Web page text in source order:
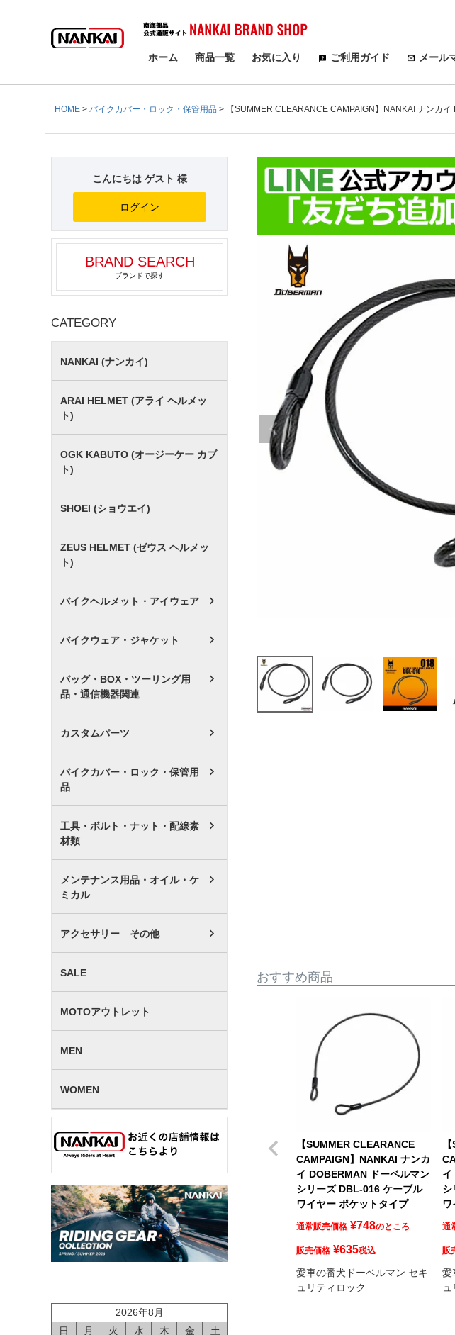
検索
ホーム 商品一覧 お気に入り ご利用ガイド メール
HOME バイクカバー・ロック・保管用品 【SUMMER CLEARANCE CAMPAIGN】NANKAI ナンカ
こんにちは ゲスト 様
ログイン
BRAND SEARCH
ブランドで探す
CATEGORY
NANKAI (ナンカイ)
ARAI HELMET (アライ ヘルメッ
ト)
OGK KABUTO (オージーケー カブ
ト)
SHOEI (ショウエイ)
ZEUS HELMET (ゼウス ヘルメッ
ト)
バイクヘルメット・アイウェア
バイクウェア・ジャケット
バッグ・BOX・ツーリング用
品・通信機器関連
カスタムパーツ
バイクカバー・ロック・保管用
品
工具・ボルト・ナット・配線素
材類
メンテナンス用品・オイル・ケ
ミカル
アクセサリー その他
SALE
MOTOアウトレット
MEN
WOMEN
2026年8月
日
月 火 水 木 金
土
おすすめ商品
【SUMMER CLEARANCE
CAMPAIGN】NANKAI ナンカ
イ DOBERMAN ドーベルマン
シリーズ DBL-016 ケーブル
ワイヤー ポケットタイプ
通常販売価格 ¥748のところ
販売価格 ¥635税込
愛車の番犬ドーベルマン セキ
ュリティロック
イ
シ
ワ
通
販
愛